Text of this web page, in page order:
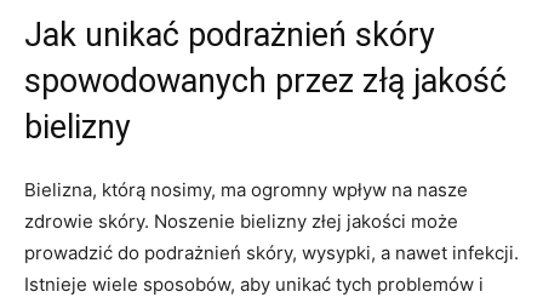
Jak unikać ‌podrażnień skóry
spowodowanych przez złą jakość
‌bielizny
Bielizna,​ którą nosimy, ‌ma ogromny wpływ na nasze
‌zdrowie skóry.⁤ Noszenie bielizny złej jakości⁣ może
prowadzić do ⁣podrażnień‌ skóry, wysypki, a nawet infekcji.
‌Istnieje wiele ⁣sposobów, aby unikać tych‍ problemów i